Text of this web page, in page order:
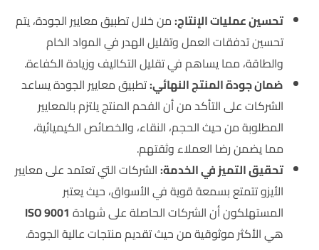
تحسين عمليات الإنتاج:من خلال تطبيق معايير الجودة، يتم
تحسين تدفقات العمل وتقليل الهدر في المواد الخام
والطاقة، مما يساهم في تقليل التكاليف وزيادة الكفاءة.
ضمان جودة المنتج النهائي:تطبيق معايير الجودة يساعد
الشركات على التأكد من أن الفحم المنتج يلتزم بالمعايير
المطلوبة من حيث الحجم، النقاء، والخصائص الكيميائية،
مما يضمن رضا العملاء وثقتهم.
تحقيق التميز في الخدمة:الشركات التي تعتمد على معايير
الأيزو تتمتع بسمعة قوية في الأسواق، حيث يعتبر
المستهلكون أن الشركات الحاصلة على شهادة ISO 9001
هي الأكثر موثوقية من حيث تقديم منتجات عالية الجودة.